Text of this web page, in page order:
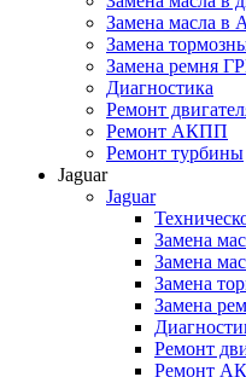
Замена масла
Замена
Замена ремня
Диагностика
Ремонт
Ремонт АКПП
Ремонт турбины
Jaguar
Jaguar
Замена
Замена
Замена
Замена
Ремонт
Ремонт